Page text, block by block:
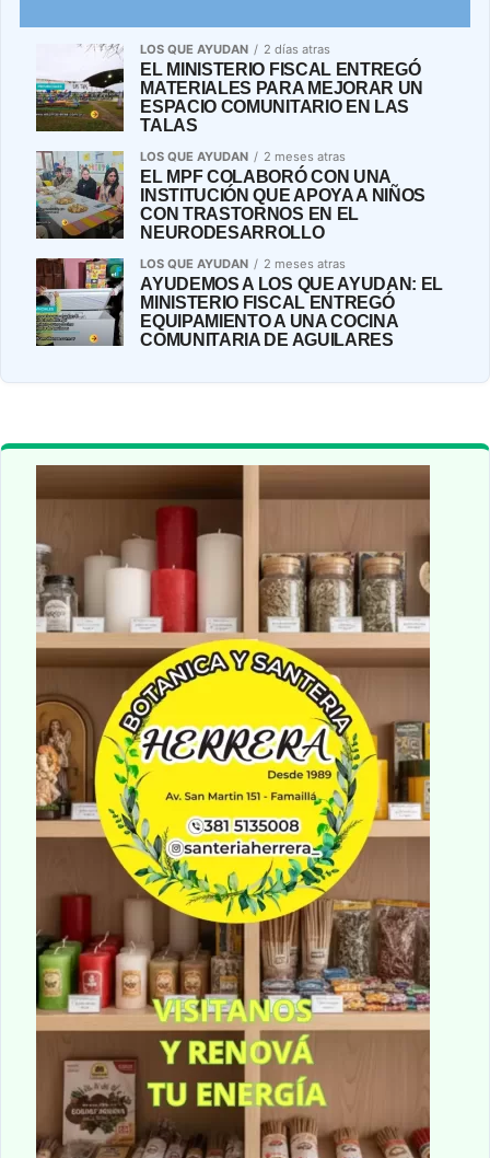
LOS QUE AYUDAN 2 días atras
EL MINISTERIO FISCAL ENTREGÓ
MATERIALES PARA MEJORAR UN
ESPACIO COMUNITARIO EN LAS
TALAS
LOS QUE AYUDAN 2 meses atras
EL MPF COLABORÓ CON UNA
INSTITUCIÓN QUE APOYA A NIÑOS
CON TRASTORNOS EN EL
NEURODESARROLLO
LOS QUE AYUDAN 2 meses atras
AYUDEMOS A LOS QUE AYUDAN: EL
MINISTERIO FISCAL ENTREGÓ
EQUIPAMIENTO A UNA COCINA
COMUNITARIA DE AGUILARES